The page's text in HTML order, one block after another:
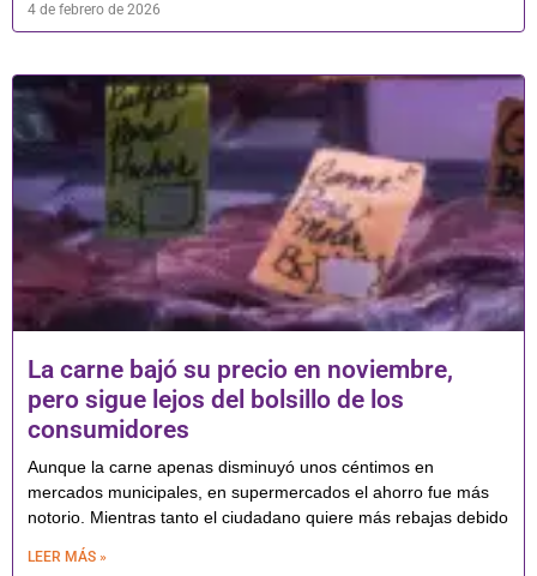
4 de febrero de 2026
La carne bajó su precio en noviembre,
pero sigue lejos del bolsillo de los
consumidores
Aunque la carne apenas disminuyó unos céntimos en
mercados municipales, en supermercados el ahorro fue más
notorio. Mientras tanto el ciudadano quiere más rebajas debido
LEER MÁS »